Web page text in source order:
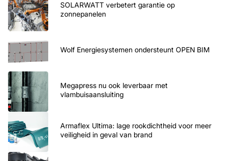
SOLARWATT verbetert garantie op
zonnepanelen
Wolf Energiesystemen ondersteunt OPEN BIM
Megapress nu ook leverbaar met
vlambuisaansluiting
Armaflex Ultima: lage rookdichtheid voor meer
veiligheid in geval van brand